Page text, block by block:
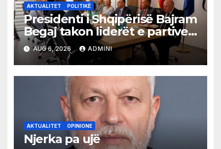
AKTUALITET POLITIKË
Presidenti i Shqipërisë Bajram
Begaj takon liderët e partive
shqiptare në Ulqin
AUG 6, 2026 ADMINI
AKTUALITET OPINIONE
Njerka pa ujë